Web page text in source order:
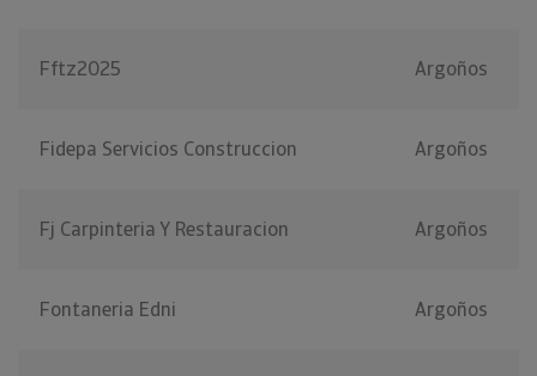
Fftz2025 Argoños
Fidepa Servicios Construccion Argoños
Fj Carpinteria Y Restauracion Argoños
Fontaneria Edni Argoños